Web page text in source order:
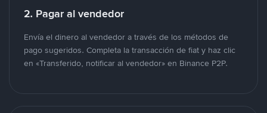
2. Pagar al vendedor
Envía el dinero al vendedor a través de los métodos de
pago sugeridos. Completa la transacción de fiat y haz clic
en «Transferido, notificar al vendedor» en Binance P2P.